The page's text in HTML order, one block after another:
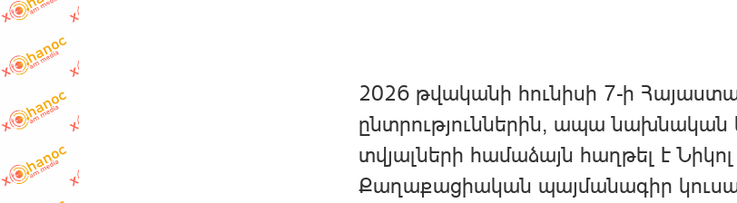
2026 թվականի հունիսի 7-ի
ընտրություններին, ապա
տվյալների համաձայն հաղթել է
Քաղաքացիական պայմանագիր